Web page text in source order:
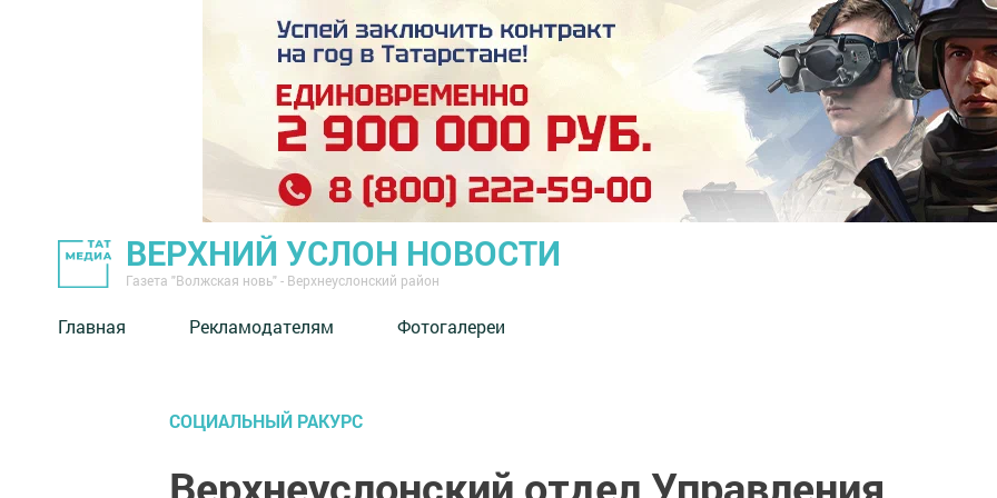
ВЕРХНИЙ УСЛОН НОВОСТИ
Газета "Волжская новь" - Верхнеуслонский район
Главная Рекламодателям Фотогалереи
СОЦИАЛЬНЫЙ РАКУРС
Верхнеуслонский отдел Управления